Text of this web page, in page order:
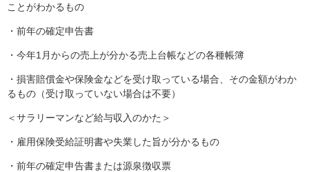
ことがわかるもの
・前年の確定申告書
・今年1月からの売上が分かる売上台帳などの各種帳簿
・損害賠償金や保険金などを受け取っている場合、その金額がわか
るもの（受け取っていない場合は不要）
＜サラリーマンなど給与収入のかた＞
・雇用保険受給証明書や失業した旨が分かるもの
・前年の確定申告書または源泉徴収票